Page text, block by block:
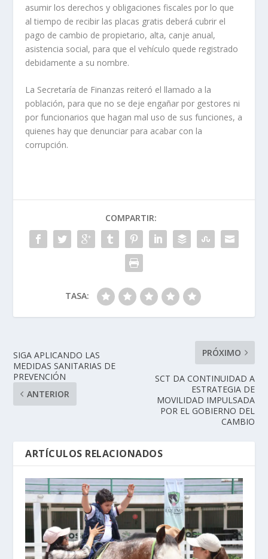
asumir los derechos y obligaciones fiscales por lo que
al tiempo de recibir las placas gratis deberá cubrir el
pago de cambio de propietario, alta, canje anual,
asistencia social, para que el vehículo quede registrado
debidamente a su nombre.
La Secretaría de Finanzas reiteró el llamado a la
población, para que no se deje engañar por gestores ni
por funcionarios que hagan mal uso de sus funciones, a
quienes hay que denunciar para acabar con la
corrupción.
COMPARTIR:
TASA:
SIGA APLICANDO LAS
MEDIDAS SANITARIAS DE
PREVENCIÓN
ANTERIOR
PRÓXIMO
SCT DA CONTINUIDAD A
ESTRATEGIA DE
MOVILIDAD IMPULSADA
POR EL GOBIERNO DEL
CAMBIO
ARTÍCULOS RELACIONADOS